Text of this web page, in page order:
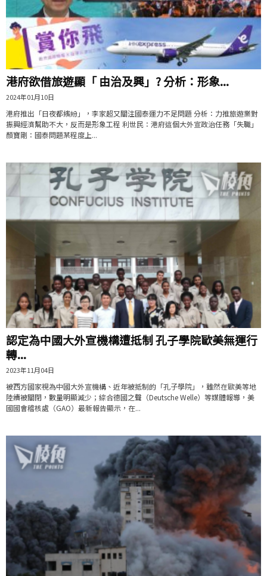
港府欲借旅遊顯「 由治及興」? 分析：形象...
2024年01月10日
港府推出「日夜都繽紛」，李家超又關注國泰運力不足問題 分析：力推旅遊業對
振興經濟幫助不大，反而是形象工程 利世民：港府這個大外宣政治任務「失職」
顏寶剛：國泰問題某程度上...
認定為中國大外宣機構遭抵制 孔子學院歐美無運行
轉...
2023年11月04日
被西方國家視為中國大外宣機構、近年被抵制的「孔子學院」，雖然在歐美等地
陸續被關閉，數量明顯減少；綜合德國之聲（Deutsche Welle）等媒體報導，美
國國會稽核處（GAO）最新報告顯示，在...